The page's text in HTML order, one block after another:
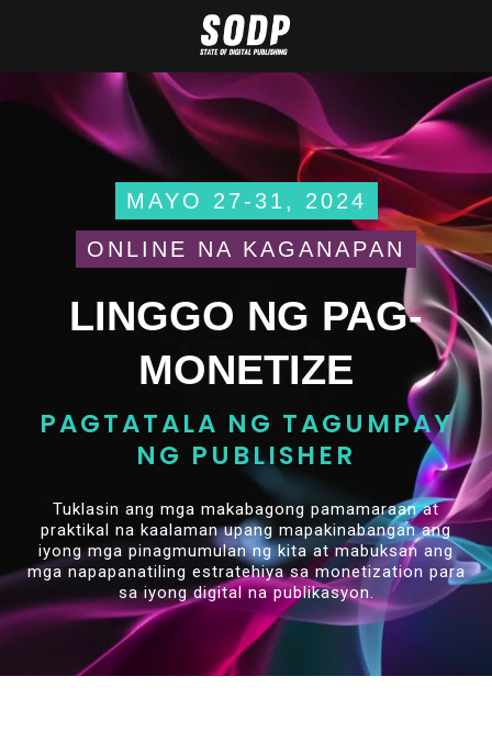
MAYO 27-31, 2024
ONLINE NA KAGANAPAN
LINGGO NG PAG-
MONETIZE
PAGTATALA NG TAGUMPAY
NG PUBLISHER
Tuklasin ang mga makabagong pamamaraan at
praktikal na kaalaman upang mapakinabangan ang
iyong mga pinagmumulan ng kita at mabuksan ang
mga napapanatiling estratehiya sa monetization para
sa iyong digital na publikasyon.